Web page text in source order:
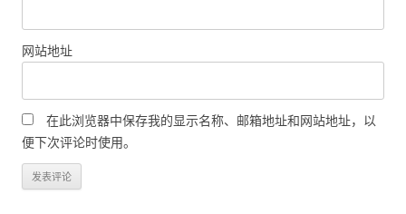
网站地址
在此浏览器中保存我的显示名称、邮箱地址和网站地址，以
便下次评论时使用。